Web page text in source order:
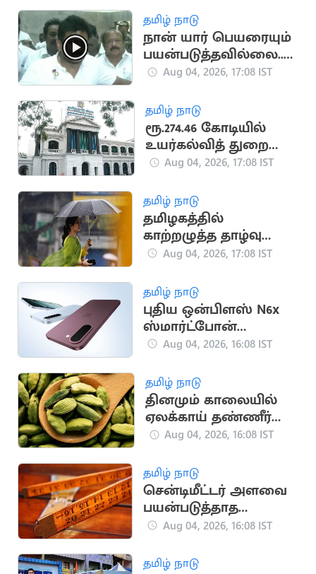
கட்சி
தமிழ் நாடு
நான் யார் பெயரையும்
பயன்படுத்தவில்லை..
உதயநிதி ஸ்டாலின்
Aug 04, 2026, 17:08 IST
தமிழ் நாடு
ரூ.274.46 கோடியில்
உயர்கல்வித் துறை
கட்டடங்கள் திறப்பு!
Aug 04, 2026, 17:08 IST
தமிழ் நாடு
தமிழகத்தில்
காற்றழுத்த தாழ்வு
நிலை: வானிலை
Aug 04, 2026, 17:08 IST
தமிழ் நாடு
புதிய ஒன்பிளஸ் N6x
ஸ்மார்ட்போன்
இந்தியாவில்
Aug 04, 2026, 16:08 IST
தமிழ் நாடு
தினமும் காலையில்
ஏலக்காய் தண்ணீர்
குடிச்சிப்பாருங்க
Aug 04, 2026, 16:08 IST
தமிழ் நாடு
சென்டிமீட்டர் அளவை
பயன்படுத்தாத
நாடுகள் தெரியுமா?
Aug 04, 2026, 16:08 IST
தமிழ் நாடு